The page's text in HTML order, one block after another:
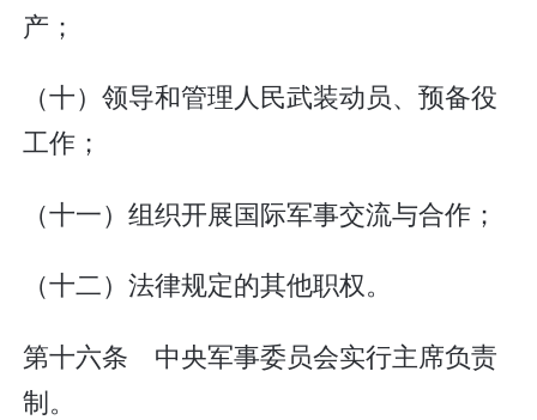
产；
（十）领导和管理人民武装动员、预备役
工作；
（十一）组织开展国际军事交流与合作；
（十二）法律规定的其他职权。
第十六条 中央军事委员会实行主席负责
制。